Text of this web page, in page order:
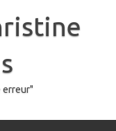
erreur"